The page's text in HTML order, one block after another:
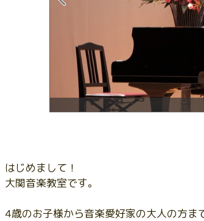
はじめまして！
大関音楽教室です。
4歳のお子様から音楽愛好家の大人の方ま